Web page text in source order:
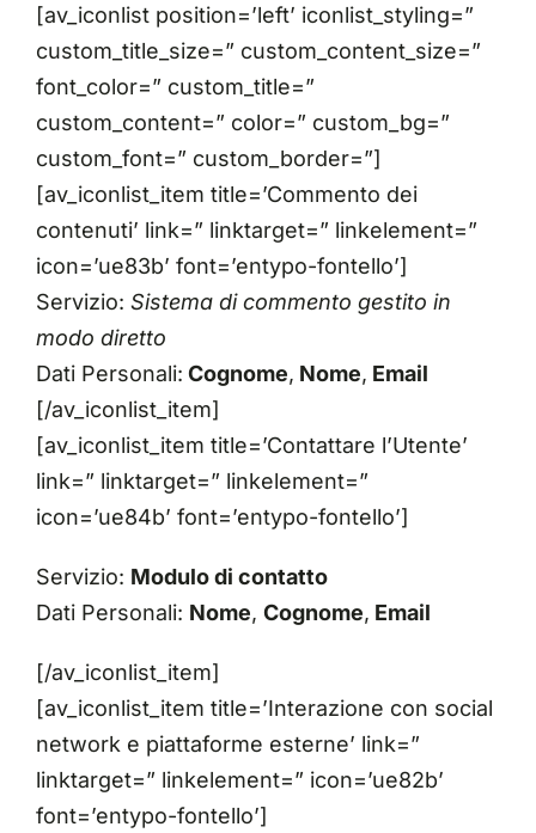
[av_iconlist position=’left’ iconlist_styling=”
custom_title_size=” custom_content_size=”
font_color=” custom_title=”
custom_content=” color=” custom_bg=”
custom_font=” custom_border=”]
[av_iconlist_item title=’Commento dei
contenuti’ link=” linktarget=” linkelement=”
icon=’ue83b’ font=’entypo-fontello’]
Servizio: Sistema di commento gestito in
modo diretto
Dati Personali: Cognome, Nome, Email
[/av_iconlist_item]
[av_iconlist_item title=’Contattare l’Utente’
link=” linktarget=” linkelement=”
icon=’ue84b’ font=’entypo-fontello’]
Servizio: Modulo di contatto
Dati Personali: Nome, Cognome, Email
[/av_iconlist_item]
[av_iconlist_item title=’Interazione con social
network e piattaforme esterne’ link=”
linktarget=” linkelement=” icon=’ue82b’
font=’entypo-fontello’]